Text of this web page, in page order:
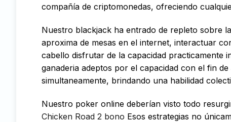
compañía de criptomonedas, ofreciendo
Nuestro blackjack ha entrado de repleto sobre
aproxima de mesas en el internet, interactuar
cabello disfrutar de la capacidad practicamente
ganaderia adeptos por el capacidad con el fin
simultaneamente, brindando una habilidad
Nuestro poker online deberían visto todo
Chicken Road 2 bono Esos estrategias no